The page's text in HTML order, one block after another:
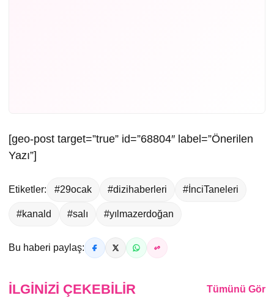
[geo-post target=”true” id=”68804″ label=”Önerilen
Yazı”]
Etiketler: #29ocak #dizihaberleri #İnciTaneleri
#kanald #salı #yılmazerdoğan
Bu haberi paylaş:
İLGINIZI ÇEKEBILIR Tümünü Gör